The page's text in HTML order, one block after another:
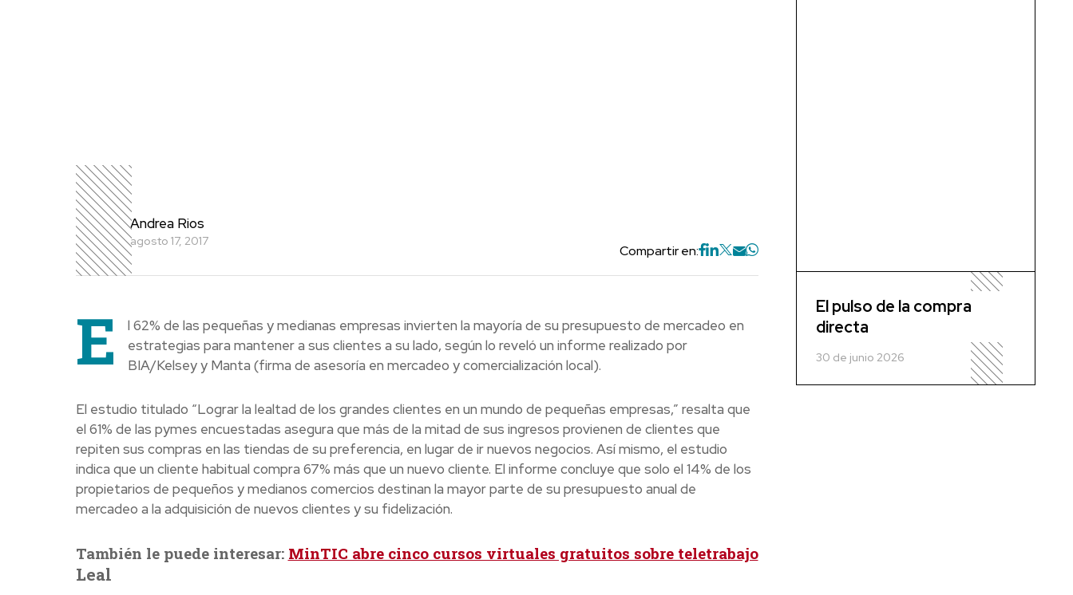
Andrea Rios
agosto 17, 2017
Compartir en:
E
l 62% de las pequeñas y medianas empresas invierten la mayoría de su presupuesto de mercadeo en
estrategias para mantener a sus clientes a su lado, según lo reveló un informe realizado por
BIA/Kelsey y Manta (firma de asesoría en mercadeo y comercialización local).
El estudio titulado “Lograr la lealtad de los grandes clientes en un mundo de pequeñas empresas,” resalta que
el 61% de las pymes encuestadas asegura que más de la mitad de sus ingresos provienen de clientes que
repiten sus compras en las tiendas de su preferencia, en lugar de ir nuevos negocios. Así mismo, el estudio
indica que un cliente habitual compra 67% más que un nuevo cliente. El informe concluye que solo el 14% de los
propietarios de pequeños y medianos comercios destinan la mayor parte de su presupuesto anual de
mercadeo a la adquisición de nuevos clientes y su fidelización.
También le puede interesar: MinTIC abre cinco cursos virtuales gratuitos sobre teletrabajo
Leal
El pulso de la compra
directa
30 de junio 2026